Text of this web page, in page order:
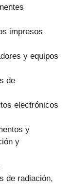
impresos
y equipos
de
electrónicos
y
y
de radiación,